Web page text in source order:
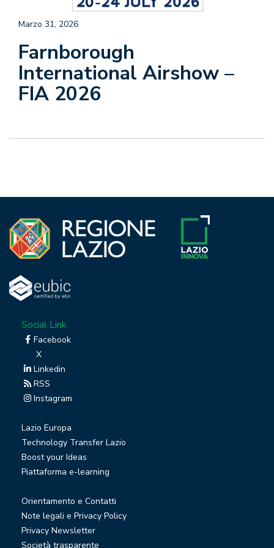
Farnborough
International Airshow –
FIA 2026
Marzo 31, 2026
Social Link
Facebook
X
Linkedin
RSS
Instagram
Lazio Europa
Technology Transfer Lazio
Boost your Ideas
Piattaforma e-learning
Orientamento e Contatti
Note legali e Privacy Policy
Privacy Newsletter
Società trasparente